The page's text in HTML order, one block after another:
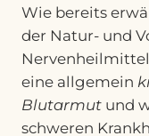
Wie bereits
der Natur- und
eine allgemein
Blutarmut und
schweren